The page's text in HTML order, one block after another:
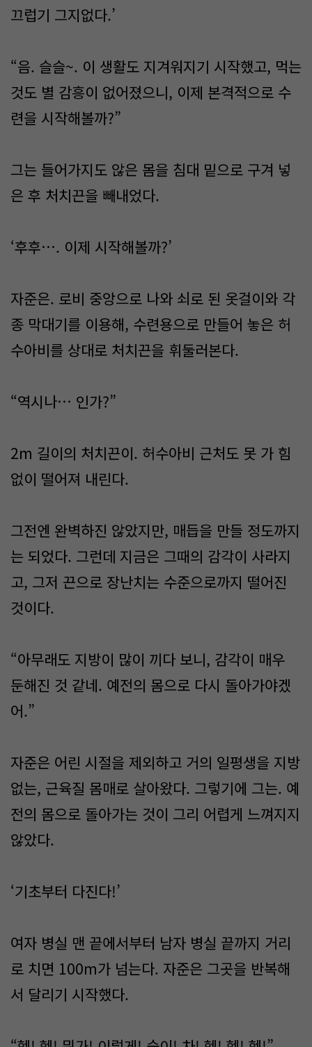
끄럽기 그지없다.’
“음. 슬슬~. 이 생활도 지겨워지기 시작했고, 먹는
것도 별 감흥이 없어졌으니, 이제 본격적으로 수
련을 시작해볼까?”
그는 들어가지도 않은 몸을 침대 밑으로 구겨 넣
은 후 처치끈을 빼내었다.
‘후후…. 이제 시작해볼까?’
자준은. 로비 중앙으로 나와 쇠로 된 옷걸이와 각
종 막대기를 이용해, 수련용으로 만들어 놓은 허
수아비를 상대로 처치끈을 휘둘러본다.
“역시나… 인가?”
2m 길이의 처치끈이. 허수아비 근처도 못 가 힘
없이 떨어져 내린다.
그전엔 완벽하진 않았지만, 매듭을 만들 정도까지
는 되었다. 그런데 지금은 그때의 감각이 사라지
고, 그저 끈으로 장난치는 수준으로까지 떨어진
것이다.
“아무래도 지방이 많이 끼다 보니, 감각이 매우
둔해진 것 같네. 예전의 몸으로 다시 돌아가야겠
어.”
자준은 어린 시절을 제외하고 거의 일평생을 지방
없는, 근육질 몸매로 살아왔다. 그렇기에 그는. 예
전의 몸으로 돌아가는 것이 그리 어렵게 느껴지지
않았다.
‘기초부터 다진다!’
여자 병실 맨 끝에서부터 남자 병실 끝까지 거리
로 치면 100m가 넘는다. 자준은 그곳을 반복해
서 달리기 시작했다.